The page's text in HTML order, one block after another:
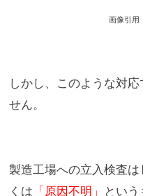
画像引用
しかし、このような対
せん。
製造工場への立入検査
くは 「原因不明」 という